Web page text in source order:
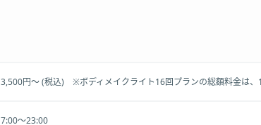
3,500円～ (税込) ※ボディメイクライト16回プランの総額料金は
7:00～23:00